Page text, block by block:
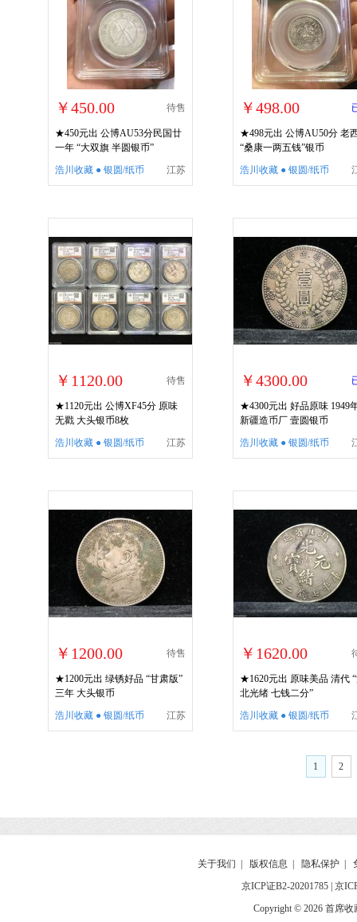
￥450.00 待售
★450元出 公博AU53分民国廿
一年 “大双旗 半圆银币”
江苏
浩川收藏 ● 银圆/纸币
￥498.00
★498元出 公博AU50分 老
“桑康一两五钱”银币
浩川收藏 ● 银圆/纸币
￥1120.00 待售
★1120元出 公博XF45分 原味
无戳 大头银币8枚
江苏
浩川收藏 ● 银圆/纸币
￥4300.00
★4300元出 好品原味 1949
新疆造币厂 壹圆银币
浩川收藏 ● 银圆/纸币
￥1200.00 待售
★1200元出 绿锈好品 “甘肃版”
三年 大头银币
江苏
浩川收藏 ● 银圆/纸币
￥1620.00
★1620元出 原味美品 清代
北光绪 七钱二分”
浩川收藏 ● 银圆/纸币
1 2
关于我们 版权信息 隐私保护
京ICP证B2-20201785 京
Copyright © 2026 首席收